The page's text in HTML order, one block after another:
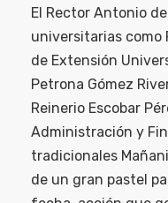
El Rector Antonio
universitarias como
de Extensión
Petrona Gómez
Reinerio Escobar
Administración y
tradicionales
de un gran pastel